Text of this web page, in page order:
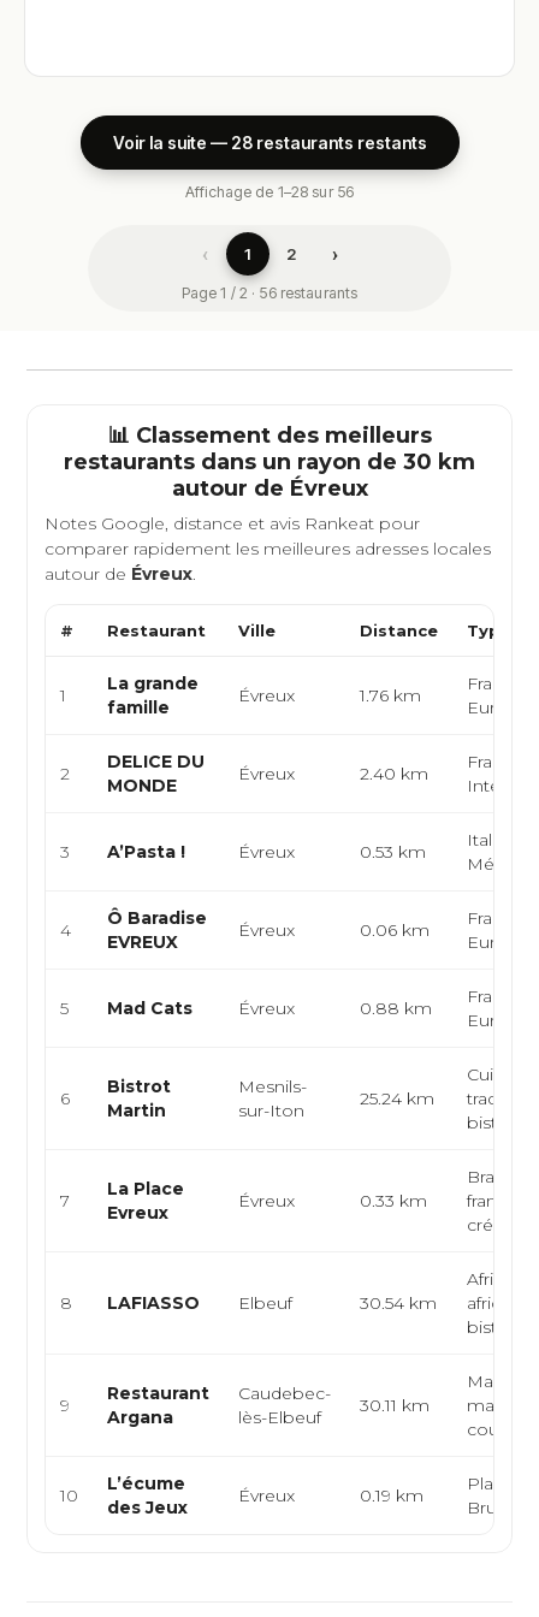
Voir la suite — 28 restaurants restants
Affichage de 1–28 sur 56
‹ 1 2 ›
Page 1 / 2 · 56 restaurants
📊 Classement des meilleurs
restaurants dans un rayon de 30 km
autour de Évreux
Notes Google, distance et avis Rankeat pour
comparer rapidement les meilleures adresses locales
autour de Évreux.
# Restaurant Ville Distance Type
1
La grande
famille
Évreux 1.76 km
2
DELICE DU
MONDE
Évreux 2.40 km
3 A’Pasta ! Évreux 0.53 km
4
Ô Baradise
EVREUX
Évreux 0.06 km
5 Mad Cats Évreux 0.88 km
6
Bistrot
Martin
Mesnils-
sur-Iton
25.24 km
Cuisine
bistrot,
7
La Place
Evreux
Évreux 0.33 km
8 LAFIASSO Elbeuf 30.54 km
Africain,
africain,
9
Restaurant
Argana
Caudebec-
lès-Elbeuf
30.11 km
10
L’écume
des Jeux
Évreux 0.19 km
Brunch